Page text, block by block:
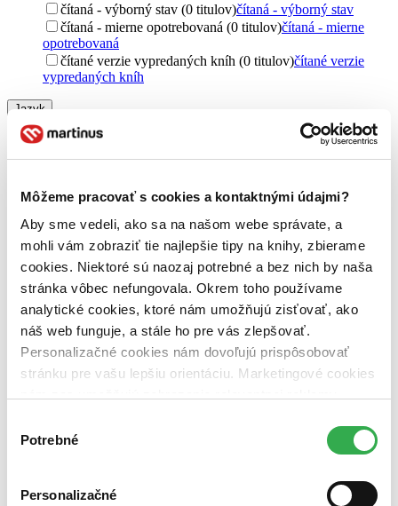
Môžeme pracovať s cookies a kontaktnými údajmi?
Aby sme vedeli, ako sa na našom webe správate, a
mohli vám zobraziť tie najlepšie tipy na knihy, zbierame
cookies. Niektoré sú naozaj potrebné a bez nich by naša
stránka vôbec nefungovala. Okrem toho používame
analytické cookies, ktoré nám umožňujú zisťovať, ako
náš web funguje, a stále ho pre vás zlepšovať.
Personalizačné cookies nám dovoľujú prispôsobovať
stránku pre vašu lepšiu orientáciu. Marketingové cookies
nám pomohlo, keby sme mohli používať všetky tieto
súhlasu
Potrebné
Personalizačné
čítaná - výborný stav (0 titulov)čítaná - výborný stav
čítaná - mierne opotrebovaná (0 titulov)čítaná - mierne
opotrebovaná
čítané verzie vypredaných kníh (0 titulov)čítané verzie
vypredaných kníh
Jazyk
čeština (1 titul)
Vydavateľstvo
brožovaná väzba (1 titul)brožovaná väzba1
Zúžiť výber
Zoradiť
Bestsellery
Top hodnotené
Najlacnejšie